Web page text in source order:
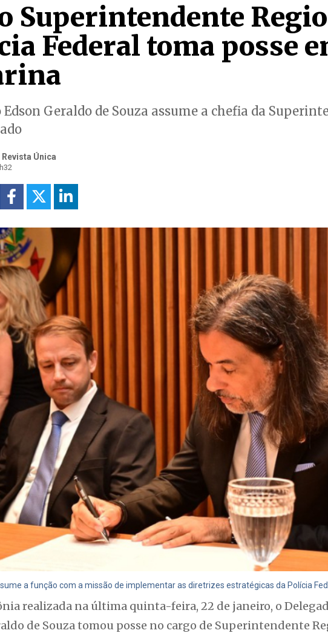
Superintendente
Federal toma posse
Edson Geraldo de Souza assume a chefia da
Única
a função com a missão de implementar as diretrizes estratégicas da Polícia
realizada na última quinta-feira, 22 de janeiro, o
de Souza tomou posse no cargo de Superintendente